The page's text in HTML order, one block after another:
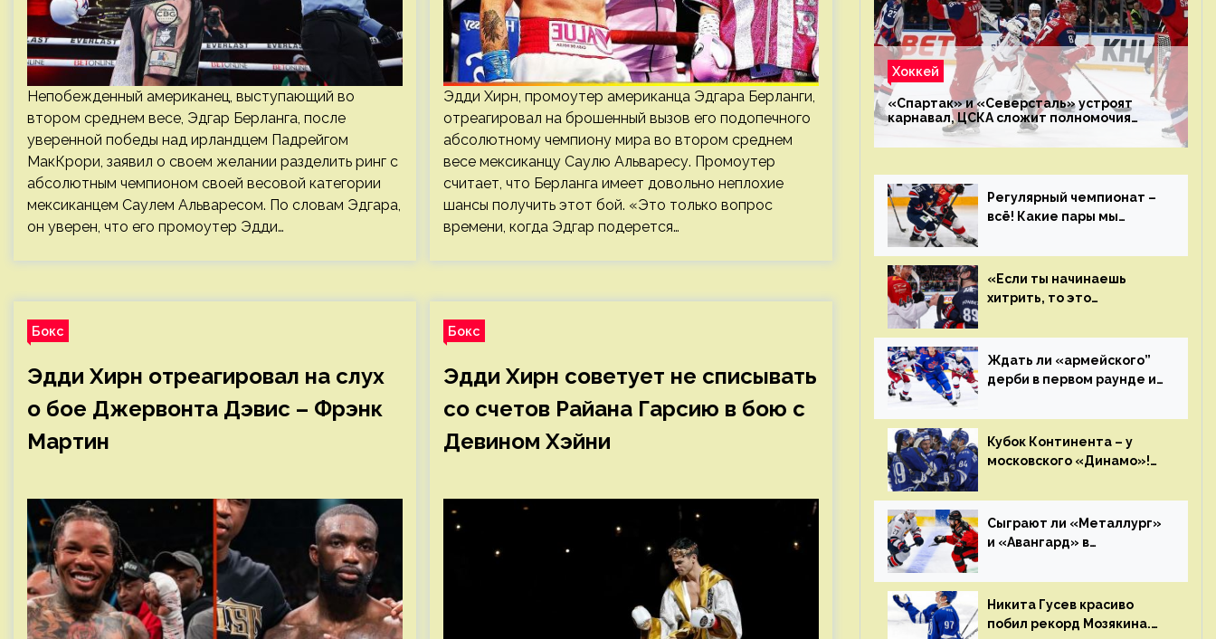
Непобежденный американец, выступающий во
втором среднем весе, Эдгар Берланга, после
уверенной победы над ирландцем Падрейгом
МакКрори, заявил о своем желании разделить ринг с
абсолютным чемпионом своей весовой категории
мексиканцем Саулем Альваресом. По словам Эдгара,
он уверен, что его промоутер Эдди…
Эдди Хирн, промоутер американца Эдгара Берланги,
отреагировал на брошенный вызов его подопечного
абсолютному чемпиону мира во втором среднем
весе мексиканцу Саулю Альваресу. Промоутер
считает, что Берланга имеет довольно неплохие
шансы получить этот бой. «Это только вопрос
времени, когда Эдгар подерется…
Бокс
Эдди Хирн отреагировал на слух
о бое Джервонта Дэвис – Фрэнк
Мартин
Бокс
Эдди Хирн советует не списывать
со счетов Райана Гарсию в бою с
Девином Хэйни
Хоккей
«Спартак» и «Северсталь» устроят
карнавал, ЦСКА сложит полномочия
чемпиона. Превью первого раунда плей-
офф на Западе
Регулярный чемпионат –
всё! Какие пары мы
«Если ты начинаешь
хитрить, то это
бумерангом»
Ждать ли «армейского”
дерби в первом раунде и
Главные интриги
последнего дня
«регулярки” КХЛ
Кубок Континента – у
московского «Динамо»!
за один сезон
Сыграют ли «Металлург»
и «Авангард» в
Никита Гусев красиво
побил рекорд Мозякина.